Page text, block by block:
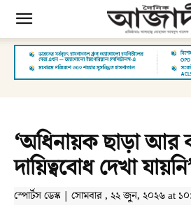
‘অধিনায়ক ছাড়া আর
দায়িত্ববোধ দেখা
স্পোর্টস ডেস্ক | সোমবার , ২২ জুন, ২০২৬ at